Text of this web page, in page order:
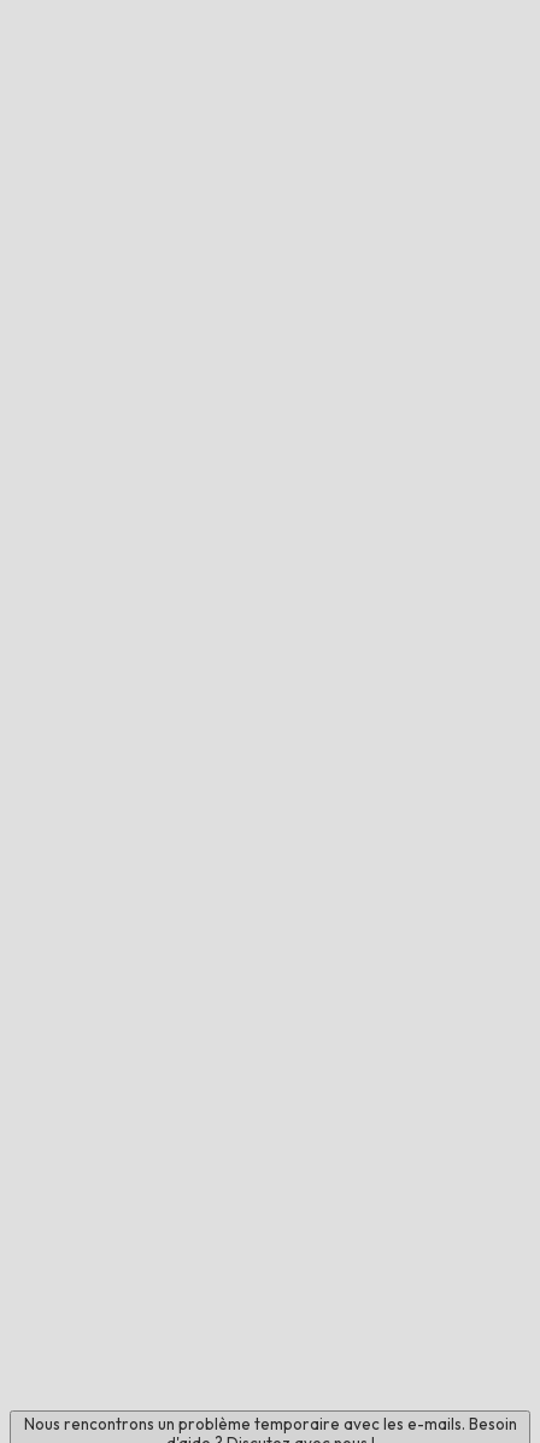
Nous rencontrons un problème temporaire avec les e-mails. Besoin